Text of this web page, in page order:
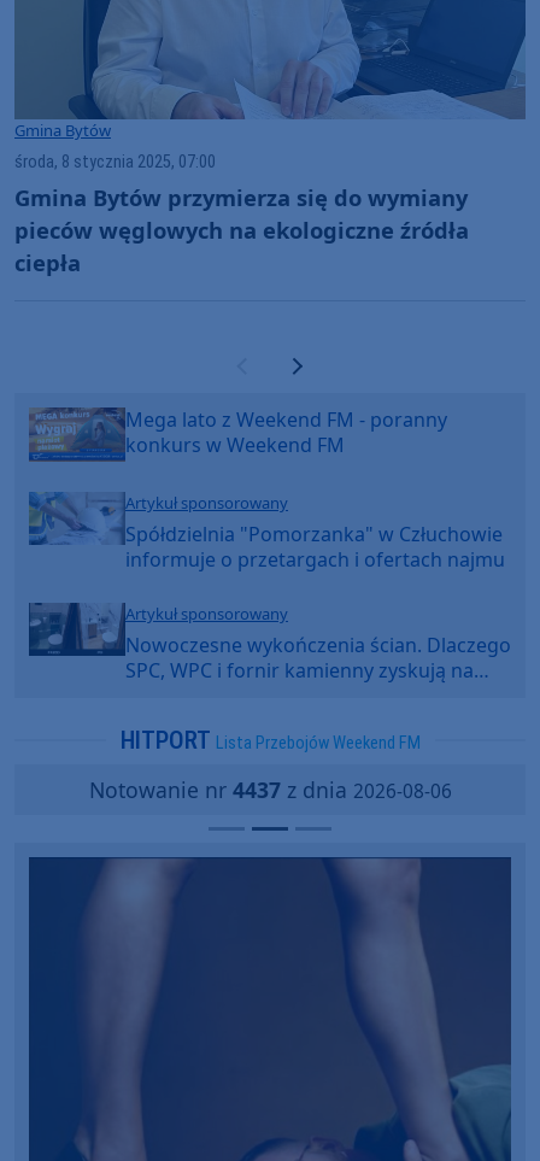
Gmina Bytów
środa, 8 stycznia 2025, 07:00
Gmina Bytów przymierza się do wymiany
pieców węglowych na ekologiczne źródła
ciepła
Poprzednia strona
Następna strona
Mega lato z Weekend FM - poranny
konkurs w Weekend FM
Artykuł sponsorowany
Spółdzielnia "Pomorzanka" w Człuchowie
informuje o przetargach i ofertach najmu
Artykuł sponsorowany
Nowoczesne wykończenia ścian. Dlaczego
SPC, WPC i fornir kamienny zyskują na
HITPORT Lista Przebojów Weekend FM
Notowanie nr 4437z dnia 2026-08-06